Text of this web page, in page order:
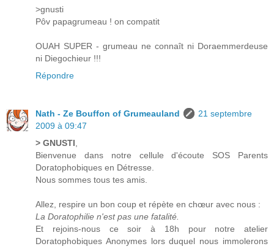
>gnusti
Pôv papagrumeau ! on compatit
OUAH SUPER - grumeau ne connaît ni Doraemmerdeuse
ni Diegochieur !!!
Répondre
Nath - Ze Bouffon of Grumeauland
21 septembre
2009 à 09:47
> GNUSTI,
Bienvenue dans notre cellule d'écoute SOS Parents
Doratophobiques en Détresse.
Nous sommes tous tes amis.
Allez, respire un bon coup et répète en chœur avec nous :
La Doratophilie n'est pas une fatalité.
Et rejoins-nous ce soir à 18h pour notre atelier
Doratophobiques Anonymes lors duquel nous immolerons